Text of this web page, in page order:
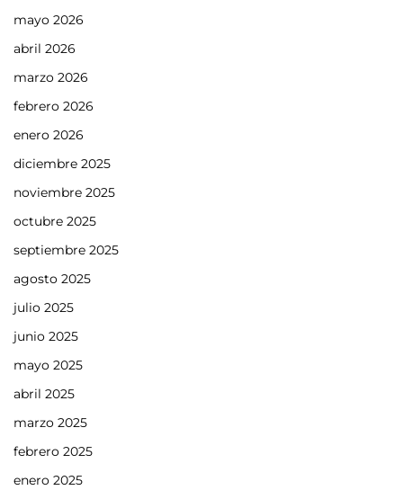
mayo 2026
abril 2026
marzo 2026
febrero 2026
enero 2026
diciembre 2025
noviembre 2025
octubre 2025
septiembre 2025
agosto 2025
julio 2025
junio 2025
mayo 2025
abril 2025
marzo 2025
febrero 2025
enero 2025